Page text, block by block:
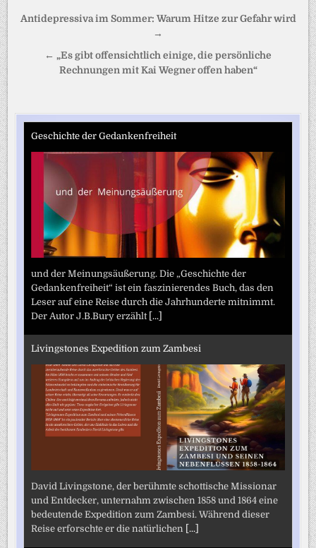
Beitragsnavigation
Antidepressiva im Sommer: Warum Hitze zur Gefahr wird
→
← „Es gibt offensichtlich einige, die persönliche
Rechnungen mit Kai Wegner offen haben“
Geschichte der Gedankenfreiheit
und der Meinungsäußerung. Die „Geschichte der
Gedankenfreiheit“ ist ein faszinierendes Buch, das den
Leser auf eine Reise durch die Jahrhunderte mitnimmt.
Der Autor J.B.Bury erzählt [...]
Livingstones Expedition zum Zambesi
David Livingstone, der berühmte schottische Missionar
und Entdecker, unternahm zwischen 1858 und 1864 eine
bedeutende Expedition zum Zambesi. Während dieser
Reise erforschte er die natürlichen
[...]